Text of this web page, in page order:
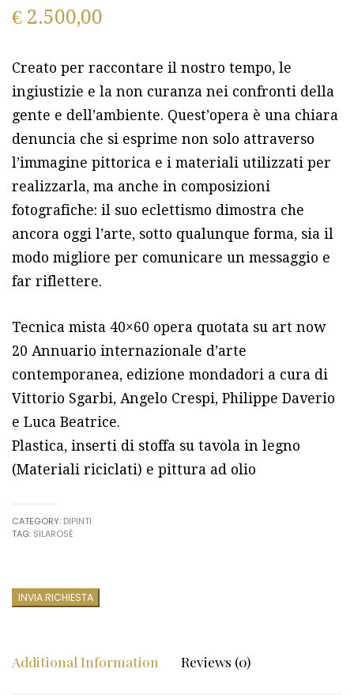
€ 2.500,00
Creato per raccontare il nostro tempo, le
ingiustizie e la non curanza nei confronti della
gente e dell’ambiente. Quest’opera è una chiara
denuncia che si esprime non solo attraverso
l’immagine pittorica e i materiali utilizzati per
realizzarla, ma anche in composizioni
fotografiche: il suo eclettismo dimostra che
ancora oggi l’arte, sotto qualunque forma, sia il
modo migliore per comunicare un messaggio e
far riflettere.
Tecnica mista 40×60 opera quotata su art now
20 Annuario internazionale d’arte
contemporanea, edizione mondadori a cura di
Vittorio Sgarbi, Angelo Crespi, Philippe Daverio
e Luca Beatrice.
Plastica, inserti di stoffa su tavola in legno
(Materiali riciclati) e pittura ad olio
CATEGORY: DIPINTI
TAG: SILAROSÈ
INVIA RICHIESTA
Additional Information Reviews (0)